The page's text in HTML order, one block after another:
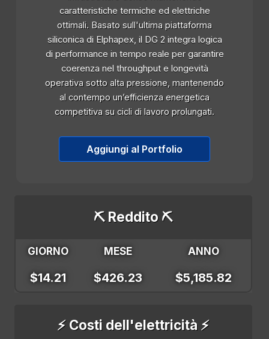
caratteristiche termiche ed elettriche
ottimali. Basato sull'ultima piattaforma
siliconica di Elphapex, il DG 2 integra logica
di performance in tempo reale per garantire
coerenza nel throughput e longevità
operativa sotto alta pressione, mantenendo
al contempo un’efficienza energetica
competitiva su cicli di lavoro prolungati.
Aggiungi al Portfolio
⛏️ Reddito ⛏️
GIORNO MESE ANNO
$14.21 $426.23 $5,185.82
⚡ Costi dell'elettricità ⚡